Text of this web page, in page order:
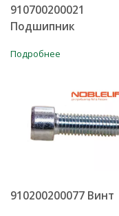
910700200021
Подшипник
Подробнее
910200200077 Винт